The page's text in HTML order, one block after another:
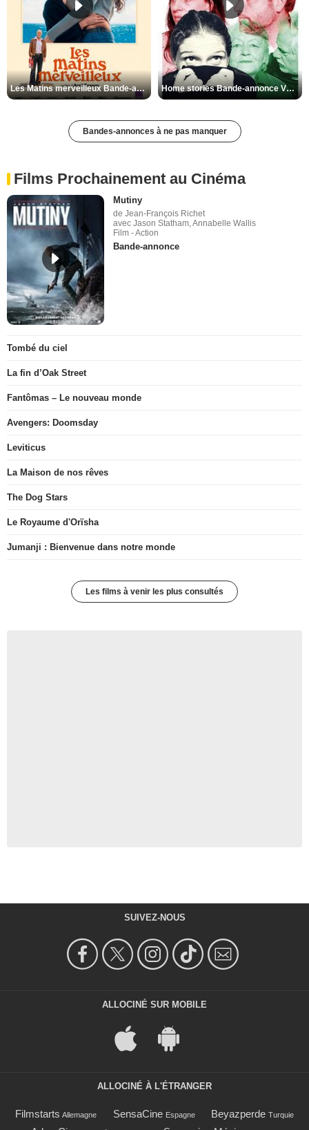
Les Matins merveilleux Bande-annonce VF Home stories Bande-annonce VO STFR
Bandes-annonces à ne pas manquer
Films Prochainement au Cinéma
Mutiny
de Jean-François Richet
avec Jason Statham, Annabelle Wallis
Film - Action
Bande-annonce
Tombé du ciel
La fin d’Oak Street
Fantômas – Le nouveau monde
Avengers: Doomsday
Leviticus
La Maison de nos rêves
The Dog Stars
Le Royaume d'Orïsha
Jumanji : Bienvenue dans notre monde
Les films à venir les plus consultés
SUIVEZ-NOUS
ALLOCINÉ SUR MOBILE
ALLOCINÉ À L'ÉTRANGER
Filmstarts Allemagne SensaCine Espagne Beyazperde Turquie